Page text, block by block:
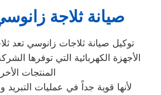
صيانة ثلاجة
الأجهزة الكهربائية التي توفرها
المنتجات
لأنها قوية جداً في عمليات